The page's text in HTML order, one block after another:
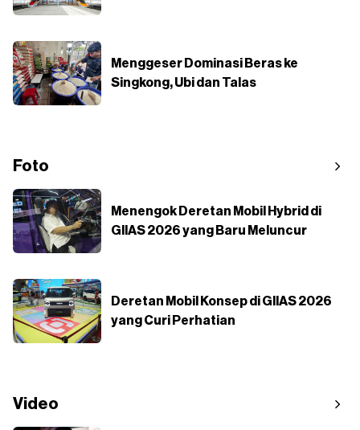
Menggeser Dominasi Beras ke
Singkong, Ubi dan Talas
Foto
Menengok Deretan Mobil Hybrid di
GIIAS 2026 yang Baru Meluncur
Deretan Mobil Konsep di GIIAS 2026
yang Curi Perhatian
Video